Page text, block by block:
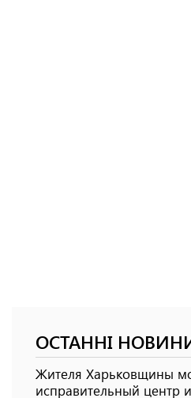
ОСТАННІ
Жителя Харьковщины
исправительный центр